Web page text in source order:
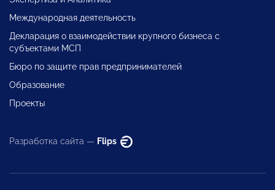
Международная деятельность
Декларация о взаимодействии крупного бизнеса с
субъектами МСП
Бюро по защите прав предпринимателей
Образование
Проекты
Разработка сайта — Flips